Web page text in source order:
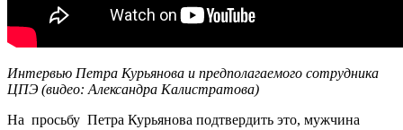
Интервью Петра Курьянова и предполагаемого сотрудника
ЦПЭ (видео: Александра Калистратова)
На просьбу Петра Курьянова подтвердить это, мужчина